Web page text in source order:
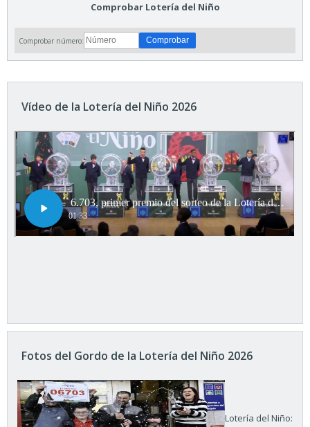
Comprobar Lotería del Niño
Comprobar número:
Vídeo de la Lotería del Niño 2026
Fotos del Gordo de la Lotería del Niño 2026
Lotería del Niño: